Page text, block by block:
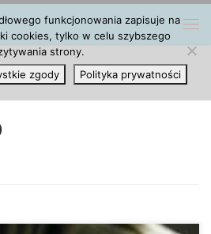
funkcjonowania zapisuje na
cookies, tylko w celu szybszego
strony.
zgody Polityka prywatności